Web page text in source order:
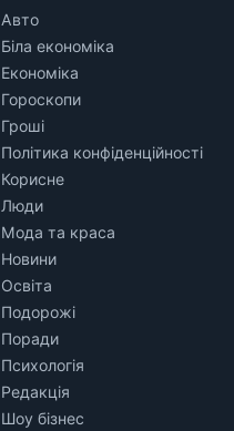
Авто
Біла економіка
Економіка
Гороскопи
Гроші
Політика конфіденційності
Корисне
Люди
Мода та краса
Новини
Освіта
Подорожі
Поради
Психологія
Редакція
Шоу бізнес